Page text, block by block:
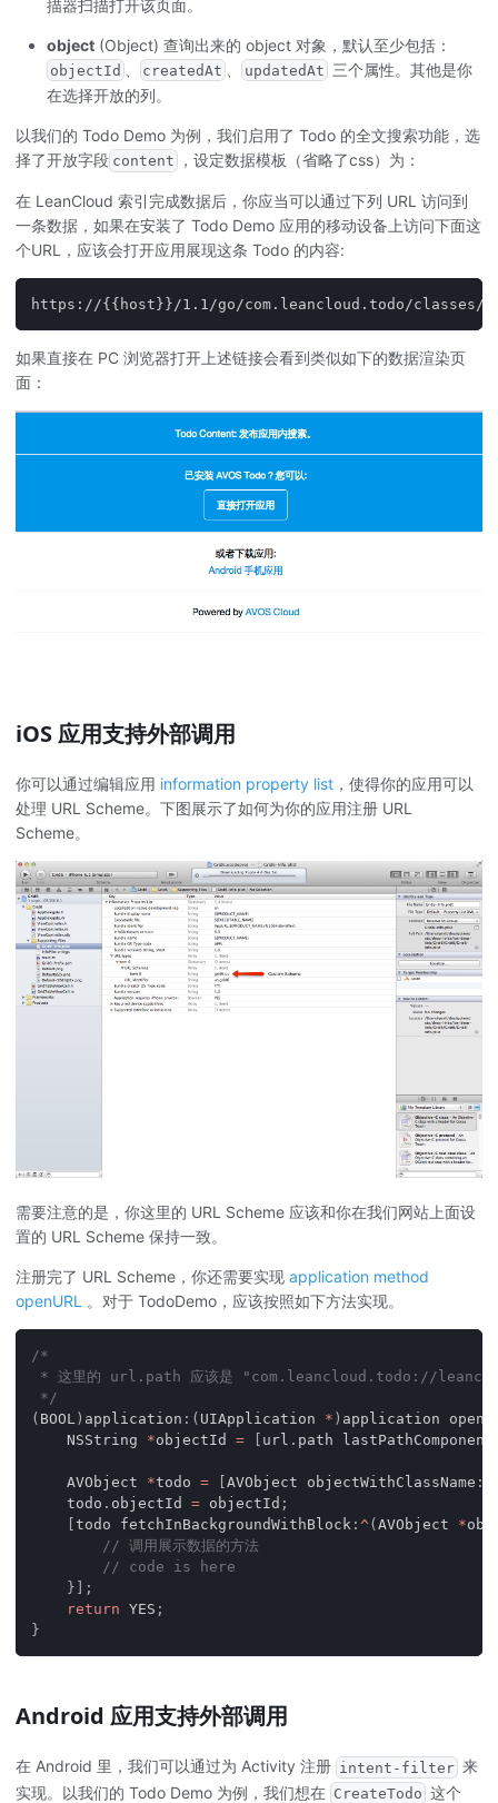
描器扫描打开该页面。
object (Object) 查询出来的 object 对象，默认至少包括：
objectId createdAt updatedAt 三个属性。其他是你
在选择开放的列。
以我们的 Todo Demo 为例，我们启用了 Todo 的全文搜索功能，选
择了开放字段 content ，设定数据模板（省略了css）为：
在 LeanCloud 索引完成数据后，你应当可以通过下列 URL 访问到
一条数据，如果在安装了 Todo Demo 应用的移动设备上访问下面这
个URL，应该会打开应用展现这条 Todo 的内容:
https://{{host}}/1.1/go/com.leancloud.todo/classes/
如果直接在 PC 浏览器打开上述链接会看到类似如下的数据渲染页
面：
iOS 应用支持外部调用
你可以通过编辑应用 information property list ，使得你的应用可以
处理 URL Scheme。下图展示了如何为你的应用注册 URL
Scheme。
需要注意的是，你这里的 URL Scheme 应该和你在我们网站上面设
置的 URL Scheme 保持一致。
注册完了 URL Scheme，你还需要实现 application method
openURL
。对于 TodoDemo，应该按照如下方法实现。
/*
* 这里的 url.path 应该是 "com.leancloud.todo://
*/
( BOOL ) application : ( UIApplication * ) application
    NSString
*objectId = url . path lastPathComponent
    AVObject
*todo = AVObject objectWithClassName :
    todo
. objectId = objectId ;
todo fetchInBackgroundWithBlock : ^ ( AVObject *
// 调用展示数据的方法
// code is here
}
;
return YES ;
}
Android 应用支持外部调用
在 Android 里，我们可以通过为 Activity 注册 intent-filter来
实现。以我们的 Todo Demo 为例，我们想在 CreateTodo 这个